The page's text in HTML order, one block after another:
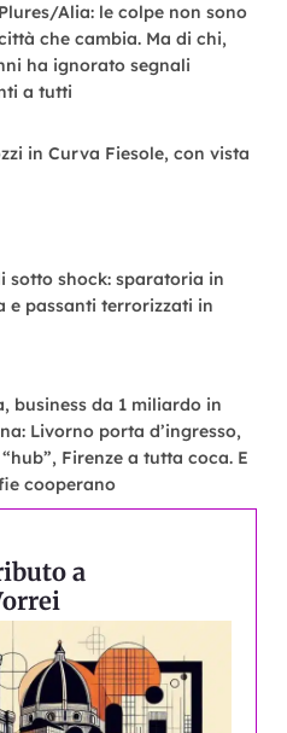
Alia: le colpe non sono
che cambia. Ma di chi,
ha ignorato segnali
a tutti
in Curva Fiesole, con vista
sotto shock: sparatoria in
e passanti terrorizzati in
business da 1 miliardo in
Livorno porta d’ingresso,
Firenze a tutta coca. E
cooperano
a